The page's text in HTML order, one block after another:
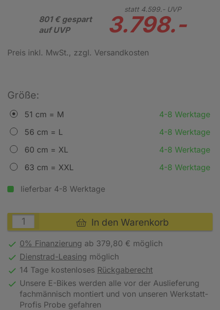
801 € gespart
auf UVP
statt 4.599.-UVP
3.798.-
Preis inkl. MwSt. , zzgl. Versandkosten
Größe:
51 cm = M
4-8 Werktage
56 cm = L
4-8 Werktage
60 cm = XL
4-8 Werktage
63 cm = XXL
4-8 Werktage
lieferbar 4-8 Werktage
In den Warenkorb
0% Finanzierung ab 379,80 € möglich
Dienstrad-Leasing möglich
14 Tage kostenloses Rückgaberecht
Unsere E-Bikes werden alle vor der Auslieferung
fachmännisch montiert und von unseren Werkstatt-
Profis Probe gefahren